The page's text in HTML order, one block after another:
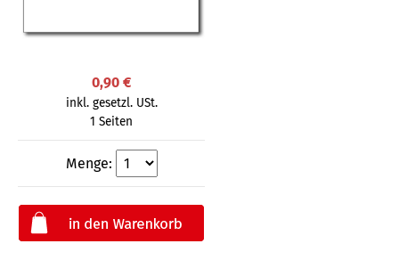
0,90 €
inkl. gesetzl. USt.
1 Seiten
Menge: